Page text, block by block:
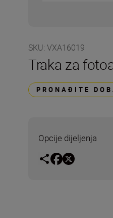
SKU: VXA16019
Traka za
PRONAĐITE
Opcije dijeljenja